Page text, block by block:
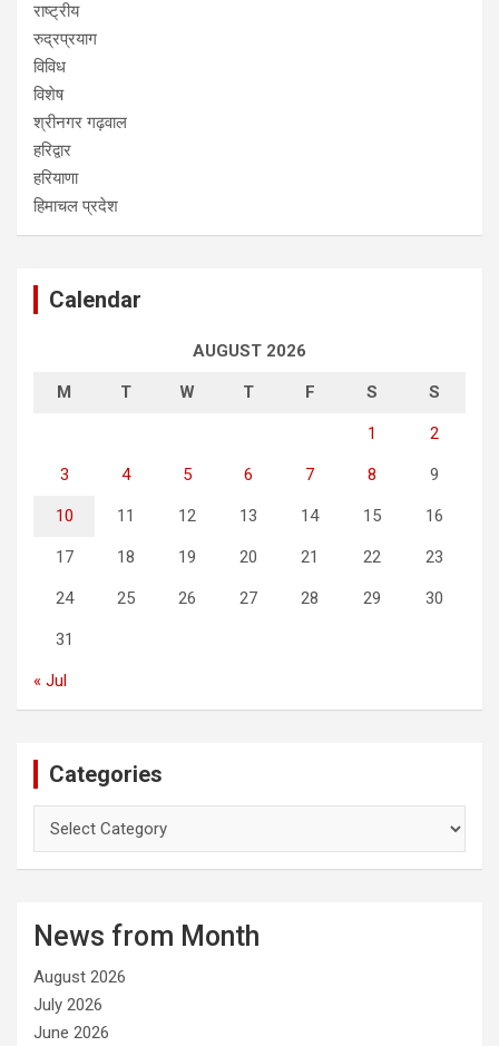
राष्ट्रीय
रुद्रप्रयाग
विविध
विशेष
श्रीनगर गढ़वाल
हरिद्वार
हरियाणा
हिमाचल प्रदेश
Calendar
AUGUST 2026
M T W T F S S
1 2
3 4 5 6 7 8 9
10 11 12 13 14 15 16
17 18 19 20 21 22 23
24 25 26 27 28 29 30
31
« Jul
Categories
o
i
e
s
News from Month
August 2026
July 2026
June 2026